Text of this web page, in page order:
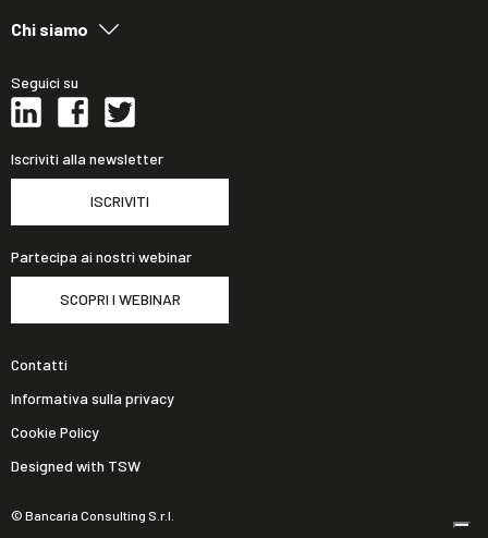
Chi siamo
Seguici su
Iscriviti alla newsletter
ISCRIVITI
Partecipa ai nostri webinar
SCOPRI I WEBINAR
© Bancaria Consulting S.r.l.
Contatti
Informativa sulla privacy
Cookie Policy
Designed with TSW